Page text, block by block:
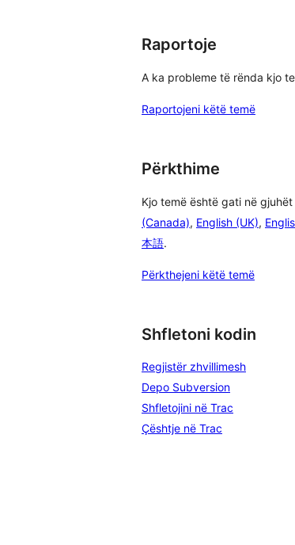
Raportoje
A ka probleme të rënda kjo
Raportojeni këtë temë
Përkthime
Kjo temë është gati në gjuhët
(Canada), English (UK),
本語.
Përkthejeni këtë temë
Shfletoni kodin
Regjistër zhvillimesh
Depo Subversion
Shfletojini në Trac
Çështje në Trac